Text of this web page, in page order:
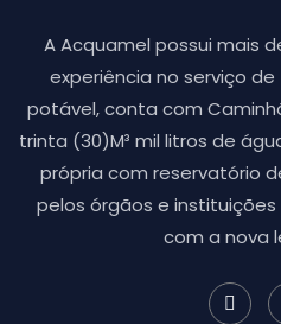
A Acquamel possui mais
experiência no serviço
potável, conta com
trinta (30)M³ mil litros de
própria com reservatório
pelos órgãos e
com a nova